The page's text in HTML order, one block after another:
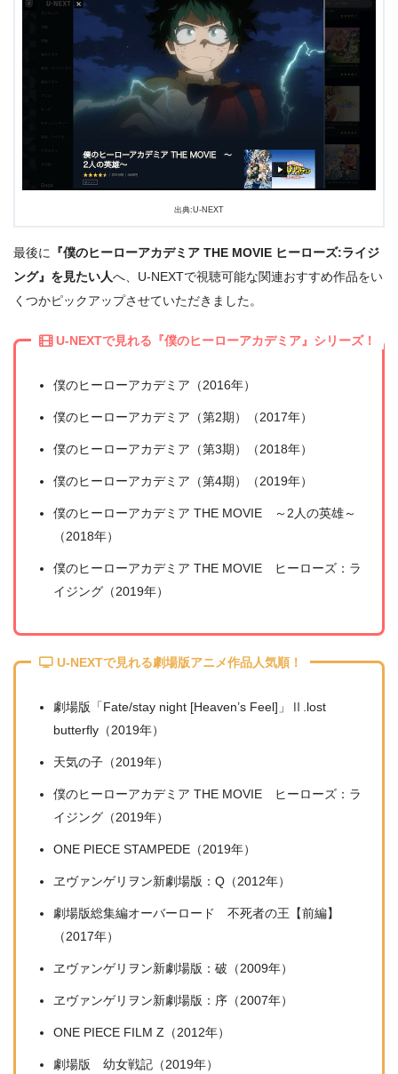
出典:U-NEXT
最後に
『僕のヒーローアカデミア THE MOVIE ヒーローズ:ライジ
ング』を見たい人へ、U-NEXTで視聴可能な関連おすすめ作品をい
くつかピックアップさせていただきました。
U-NEXTで見れる『僕のヒーローアカデミア』シリーズ！
僕のヒーローアカデミア（2016年）
僕のヒーローアカデミア（第2期）（2017年）
僕のヒーローアカデミア（第3期）（2018年）
僕のヒーローアカデミア（第4期）（2019年）
僕のヒーローアカデミア THE MOVIE ～2人の英雄～
（2018年）
僕のヒーローアカデミア THE MOVIE ヒーローズ：ラ
イジング（2019年）
U-NEXTで見れる劇場版アニメ作品人気順！
劇場版「Fate/stay night [Heaven’s Feel]」Ⅱ.lost
butterfly（2019年）
天気の子（2019年）
僕のヒーローアカデミア THE MOVIE ヒーローズ：ラ
イジング（2019年）
ONE PIECE STAMPEDE（2019年）
ヱヴァンゲリヲン新劇場版：Q（2012年）
劇場版総集編オーバーロード 不死者の王【前編】
（2017年）
ヱヴァンゲリヲン新劇場版：破（2009年）
ヱヴァンゲリヲン新劇場版：序（2007年）
ONE PIECE FILM Z（2012年）
劇場版 幼女戦記（2019年）